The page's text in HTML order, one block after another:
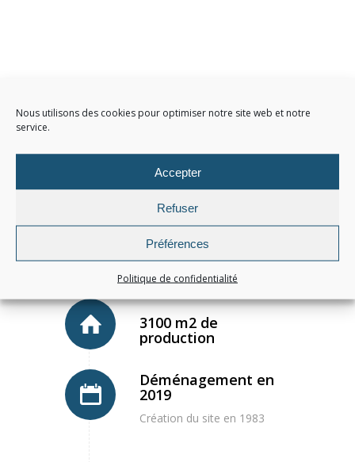
Nous utilisons des cookies pour optimiser notre site web et notre
service.
Accepter
Refuser
Préférences
Politique de confidentialité
2 Route de Villers le
Lac - 25500 Les Fins -
+33 (0) 3 81 67 67 97
Plus de 110
personnes
3100 m2 de
production
Déménagement en
2019
Création du site en 1983